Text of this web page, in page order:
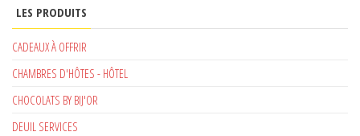
LES PRODUITS
CADEAUX À OFFRIR
CHAMBRES D'HÔTES - HÔTEL
CHOCOLATS BY BIJ'OR
DEUIL SERVICES